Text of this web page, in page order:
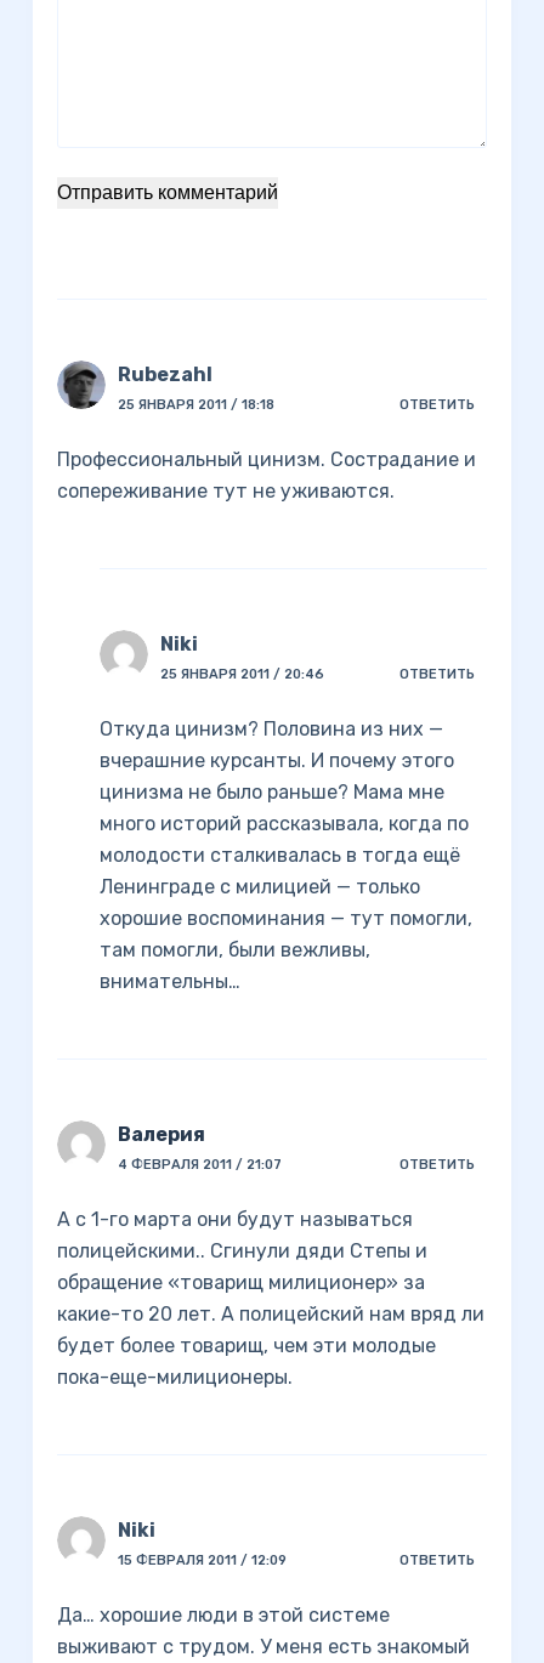
Отправить комментарий
Rubezahl
25 ЯНВАРЯ 2011 / 18:18 ОТВЕТИТЬ
Профессиональный цинизм. Сострадание и
сопереживание тут не уживаются.
Niki
25 ЯНВАРЯ 2011 / 20:46 ОТВЕТИТЬ
Откуда цинизм? Половина из них —
вчерашние курсанты. И почему этого
цинизма не было раньше? Мама мне
много историй рассказывала, когда по
молодости сталкивалась в тогда ещё
Ленинграде с милицией — только
хорошие воспоминания — тут помогли,
там помогли, были вежливы,
внимательны…
Валерия
4 ФЕВРАЛЯ 2011 / 21:07 ОТВЕТИТЬ
А с 1-го марта они будут называться
полицейскими.. Сгинули дяди Степы и
обращение «товарищ милиционер» за
какие-то 20 лет. А полицейский нам вряд ли
будет более товарищ, чем эти молодые
пока-еще-милиционеры.
Niki
15 ФЕВРАЛЯ 2011 / 12:09 ОТВЕТИТЬ
Да… хорошие люди в этой системе
выживают с трудом. У меня есть знакомый